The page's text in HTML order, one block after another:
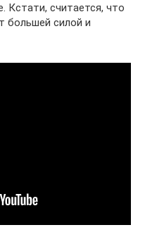
Кстати, считается, что
большей силой и